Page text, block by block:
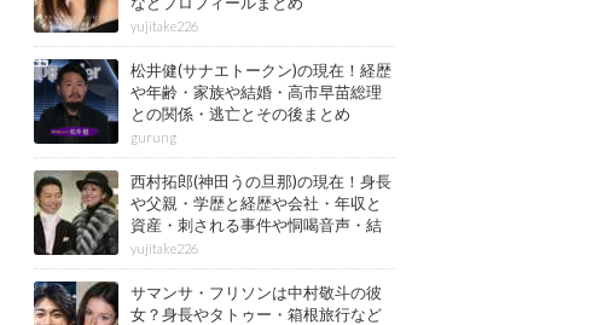
yujitake226
松井健(サナエトークン)の現在！経歴
や年齢・家族や結婚・高市早苗総理
との関係・逃亡とその後まとめ
gurung
西村拓郎(神田うの旦那)の現在！身長
や父親・学歴と経歴や会社・年収と
資産・刺される事件や恫喝音声・結
婚と子供や自宅・脳梗塞の病気もま
とめ
yujitake226
サマンサ・フリソンは中村敬斗の彼
女？身長やタトゥー・箱根旅行など